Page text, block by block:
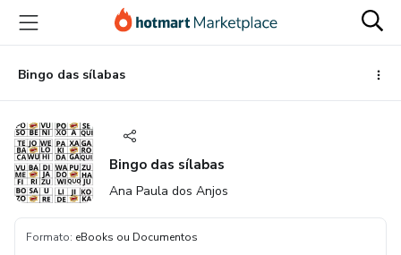
para
conteúdo
principal
para
pagamento
para
rodapé
Bingo das sílabas
Bingo das sílabas
Ana Paula dos Anjos
Formato: eBooks ou Documentos